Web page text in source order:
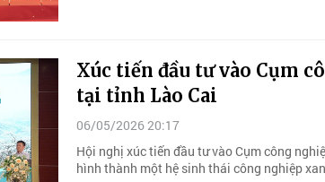
Xúc tiến đầu tư vào Cụm
tại tỉnh Lào Cai
06/05/2026 20:17
Hội nghị xúc tiến đầu tư vào Cụm công
hình thành một hệ sinh thái công nghiệp